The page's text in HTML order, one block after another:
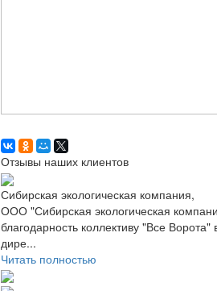
Отзывы наших клиентов
Сибирская экологическая компания,
ООО "Сибирская экологическая
благодарность коллективу "Все Ворота"
дире...
Читать полностью